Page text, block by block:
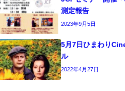
測定報告
2023年9月5日
5月7日ひまわり
ル
2022年4月27日